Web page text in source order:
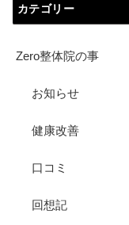
カテゴリー
Zero整体院の事
お知らせ
健康改善
口コミ
回想記